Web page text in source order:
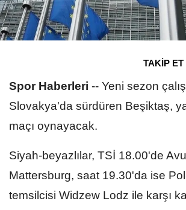
TAKİP ET
Spor Haberleri -- Yeni sezon
Slovakya'da sürdüren Beşiktaş,
maçı oynayacak.
Siyah-beyazlılar, TSİ 18.00'de
Mattersburg, saat 19.30'da ise
temsilcisi Widzew Lodz ile karşı